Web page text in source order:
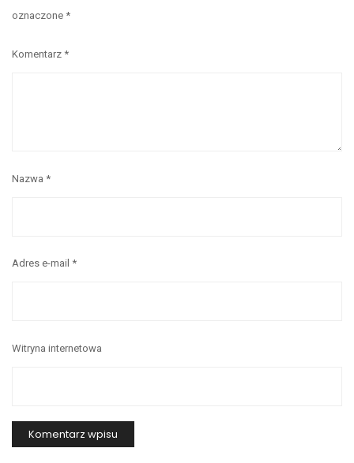
oznaczone *
Komentarz *
Nazwa *
Adres e-mail *
Witryna internetowa